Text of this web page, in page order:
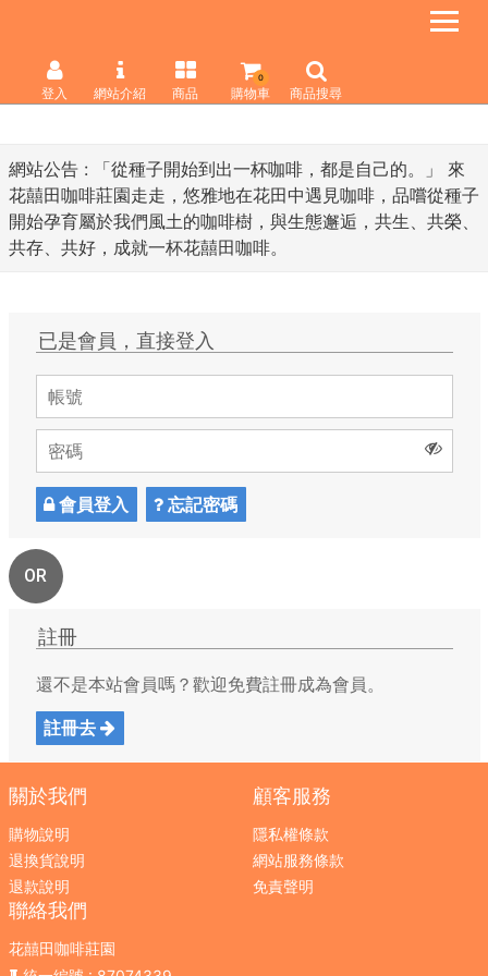
網站公告 :
「從種子開始到出一杯咖啡，都是自己的。」 來
花囍田咖啡莊園走走，悠雅地在花田中遇見咖啡，品嚐從種子
開始孕育屬於我們風土的咖啡樹，與生態邂逅，共生、共榮、
共存、共好，成就一杯花囍田咖啡。
登入 網站介紹 商品 購物車
0
商品搜尋
已是會員，直接登入
會員登入 忘記密碼
OR
註冊
還不是本站會員嗎？歡迎免費註冊成為會員。
註冊去
關於我們
購物說明
退換貨說明
退款說明
顧客服務
隱私權條款
網站服務條款
免責聲明
聯絡我們
花囍田咖啡莊園